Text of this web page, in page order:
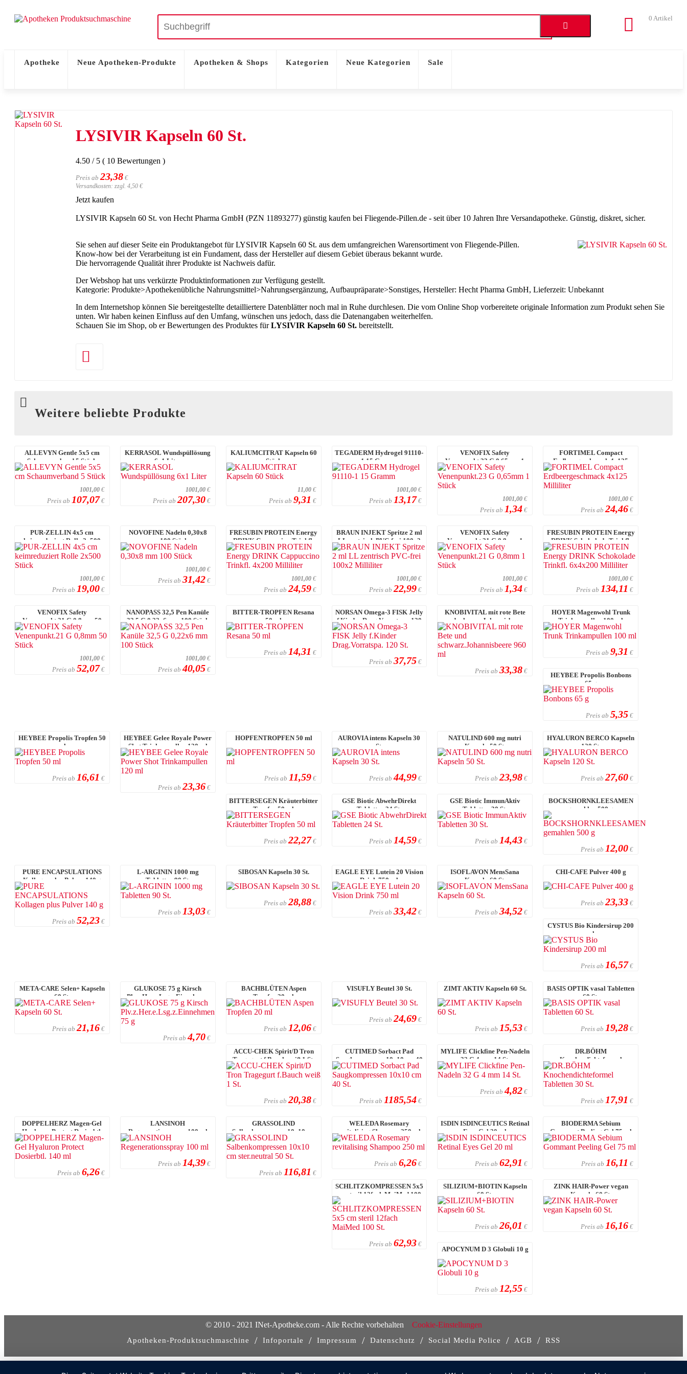
0 Artikel
Apotheke Neue Apotheken-Produkte Apotheken & Shops Kategorien Neue Kategorien Sale
LYSIVIR Kapseln 60 St.
4.50 / 5 ( 10 Bewertungen )
Preis ab 23,38 €
Versandkosten: zzgl. 4,50 €
Jetzt kaufen
LYSIVIR Kapseln 60 St. von Hecht Pharma GmbH (PZN 11893277) günstig kaufen bei Fliegende-Pillen.de - seit über 10 Jahren Ihre Versandapotheke. Günstig, diskret, sicher.
Sie sehen auf dieser Seite ein Produktangebot für LYSIVIR Kapseln 60 St. aus dem umfangreichen Warensortiment von Fliegende-Pillen.
Know-how bei der Verarbeitung ist ein Fundament, dass der Hersteller auf diesem Gebiet überaus bekannt wurde.
Die hervorragende Qualität ihrer Produkte ist Nachweis dafür.
Der Webshop hat uns verkürzte Produktinformationen zur Verfügung gestellt.
Kategorie: Produkte>Apothekenübliche Nahrungsmittel>Nahrungsergänzung, Aufbaupräparate>Sonstiges, Hersteller: Hecht Pharma GmbH, Lieferzeit: Unbekannt
In dem Internetshop können Sie bereitgestellte detailliertere Datenblätter noch mal in Ruhe durchlesen. Die vom Online Shop vorbereitete originale Information zum Produkt sehen Sie
unten. Wir haben keinen Einfluss auf den Umfang, wünschen uns jedoch, dass die Datenangaben weiterhelfen.
Schauen Sie im Shop, ob er Bewertungen des Produktes fürLYSIVIR Kapseln 60 St. bereitstellt.
Weitere beliebte Produkte
ALLEVYN Gentle 5x5 cm
Schaumverband 5 Stück
1001,00€
Preis ab 107,07 €
KERRASOL Wundspüllösung
6x1 Liter
1001,00€
Preis ab 207,30€
KALIUMCITRAT Kapseln 60
Stück
11,00€
Preis ab 9,31 €
TEGADERM Hydrogel 91110-
1 15 Gramm
1001,00 €
Preis ab 13,17€
VENOFIX Safety
Venenpunkt.23 G 0,65mm 1
Stück
1001,00 €
Preis ab 1,34 €
FORTIMEL Compact
Erdbeergeschmack 4x125
Milliliter
1001,00 €
Preis ab 24,46 €
PUR-ZELLIN 4x5 cm
keimreduziert Rolle 2x500
Stück
1001,00€
Preis ab 19,00€
NOVOFINE Nadeln 0,30x8
mm 100 Stück
1001,00€
Preis ab 31,42€
FRESUBIN PROTEIN Energy
DRINK Cappuccino Trinkfl.
4x200 Millilit ...
1001,00€
Preis ab 24,59€
BRAUN INJEKT Spritze 2 ml
LL zentrisch PVC-frei 100x2
Milliliter
1001,00 €
Preis ab 22,99 €
VENOFIX Safety
Venenpunkt.21 G 0,8mm 1
Stück
1001,00 €
Preis ab 1,34 €
FRESUBIN PROTEIN Energy
DRINK Schokolade Trinkfl.
6x4x200 Millil ...
1001,00 €
Preis ab 134,11 €
VENOFIX Safety
Venenpunkt.21 G 0,8mm 50
Stück
1001,00€
Preis ab 52,07 €
NANOPASS 32,5 Pen Kanüle
32,5 G 0,22x6 mm 100 Stück
1001,00€
Preis ab 40,05 €
BITTER-TROPFEN Resana
50 ml
Preis ab 14,31 €
NORSAN Omega-3 FISK Jelly
f.Kinder Drag.Vorratspa. 120
St.
Preis ab 37,75 €
KNOBIVITAL mit rote Bete
und schwarz.Johannisbeere
960 ml
Preis ab 33,38 €
HOYER Magenwohl Trunk
Trinkampullen 100 ml
Preis ab 9,31 €
HEYBEE Propolis Bonbons
65 g
Preis ab 5,35 €
HEYBEE Propolis Tropfen 50
ml
Preis ab 16,61 €
HEYBEE Gelee Royale Power
Shot Trinkampullen 120 ml
Preis ab 23,36€
HOPFENTROPFEN 50 ml
Preis ab 11,59€
AUROVIA intens Kapseln 30
St.
Preis ab 44,99 €
NATULIND 600 mg nutri
Kapseln 50 St.
Preis ab 23,98 €
HYALURON BERCO Kapseln
120 St.
Preis ab 27,60 €
BITTERSEGEN Kräuterbitter
Tropfen 50 ml
Preis ab 22,27 €
GSE Biotic AbwehrDirekt
Tabletten 24 St.
Preis ab 14,59 €
GSE Biotic ImmunAktiv
Tabletten 30 St.
Preis ab 14,43 €
BOCKSHORNKLEESAMEN
gemahlen 500 g
Preis ab 12,00 €
PURE ENCAPSULATIONS
Kollagen plus Pulver 140 g
Preis ab 52,23€
L-ARGININ 1000 mg
Tabletten 90 St.
Preis ab 13,03€
SIBOSAN Kapseln 30 St.
Preis ab 28,88€
EAGLE EYE Lutein 20 Vision
Drink 750 ml
Preis ab 33,42 €
ISOFLAVON MensSana
Kapseln 60 St.
Preis ab 34,52 €
CHI-CAFE Pulver 400 g
Preis ab 23,33 €
CYSTUS Bio Kindersirup 200
ml
Preis ab 16,57 €
META-CARE Selen+ Kapseln
60 St.
Preis ab 21,16€
GLUKOSE 75 g Kirsch
Plv.z.Her.e.Lsg.z.Einnehmen
75 g
Preis ab 4,70€
BACHBLÜTEN Aspen
Tropfen 20 ml
Preis ab 12,06€
VISUFLY Beutel 30 St.
Preis ab 24,69 €
ZIMT AKTIV Kapseln 60 St.
Preis ab 15,53 €
BASIS OPTIK vasal Tabletten
60 St.
Preis ab 19,28 €
ACCU-CHEK Spirit/D Tron
Tragegurt f.Bauch weiß 1 St.
Preis ab 20,38€
CUTIMED Sorbact Pad
Saugkompressen 10x10 cm 40
St.
Preis ab 1185,54 €
MYLIFE Clickfine Pen-Nadeln
32 G 4 mm 14 St.
Preis ab 4,82 €
DR.BÖHM
Knochendichteformel
Tabletten 30 St.
Preis ab 17,91 €
DOPPELHERZ Magen-Gel
Hyaluron Protect Dosierbtl.
140 ml
Preis ab 6,26€
LANSINOH
Regenerationsspray 100 ml
Preis ab 14,39€
GRASSOLIND
Salbenkompressen 10x10 cm
ster.neutral 50 St.
Preis ab 116,81 €
WELEDA Rosemary
revitalising Shampoo 250 ml
Preis ab 6,26 €
ISDIN ISDINCEUTICS Retinal
Eyes Gel 20 ml
Preis ab 62,91 €
BIODERMA Sebium
Gommant Peeling Gel 75 ml
Preis ab 16,11 €
SCHLITZKOMPRESSEN 5x5
cm steril 12fach MaiMed 100
Preis ab 62,93 €
SILIZIUM+BIOTIN Kapseln
60 St.
Preis ab 26,01 €
ZINK HAIR-Power vegan
Kapseln 60 St.
Preis ab 16,16 €
APOCYNUM D 3 Globuli 10 g
Preis ab 12,55 €
© 2010 - 2021 INet-Apotheke.com - Alle Rechte vorbehalten Cookie-Einstellungen
Apotheken-Produktsuchmaschine / Infoportale / Impressum / Datenschutz / Social Media Police / AGB / RSS